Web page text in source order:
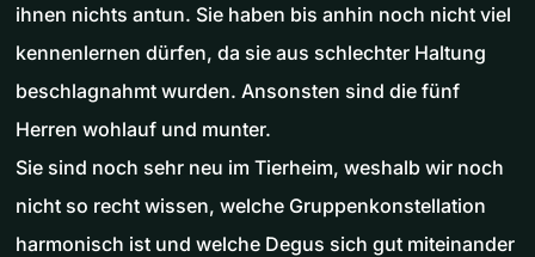
ihnen nichts antun. Sie haben bis anhin noch nicht viel
kennenlernen dürfen, da sie aus schlechter Haltung
beschlagnahmt wurden. Ansonsten sind die fünf
Herren wohlauf und munter.
Sie sind noch sehr neu im Tierheim, weshalb wir noch
nicht so recht wissen, welche Gruppenkonstellation
harmonisch ist und welche Degus sich gut miteinander